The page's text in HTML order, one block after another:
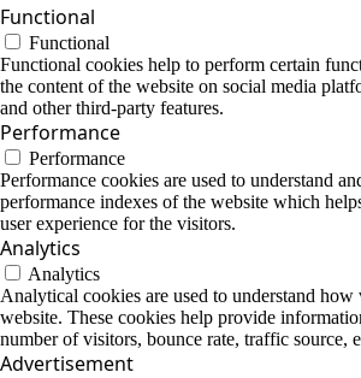
Functional
Functional
Functional cookies help to perform certain
the content of the website on social media
and other third-party features.
Performance
Performance
Performance cookies are used to understand
performance indexes of the website which
user experience for the visitors.
Analytics
Analytics
Analytical cookies are used to understand
website. These cookies help provide
number of visitors, bounce rate, traffic source,
Advertisement